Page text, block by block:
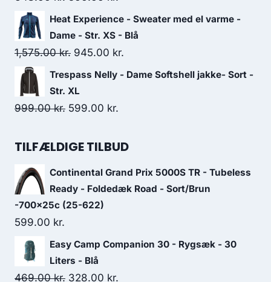
price
was:
648.00 kr..
price
is:
500.00 kr..
Heat Experience - Sweater med el varme -
Dame - Str. XS - Blå
1,575.00kr. Original
price
was:
1,575.00 kr..
945.00 kr.
price
Trespass Nelly - Dame Softshell jakke- Sort -
Str. XL
999.00kr. Original
was:
599.00 kr.
is:
TILFÆLDIGE TILBUD
Continental Grand Prix 5000S TR - Tubeless
Ready - Foldedæk Road - Sort/Brun
-700x25c (25-622)
599.00 kr.
Easy Camp Companion 30 - Rygsæk - 30
Liters - Blå
469.00kr. Original
328.00 kr.